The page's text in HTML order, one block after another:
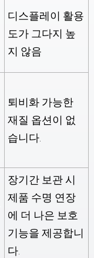
디스플레이 활용
도가 그다지 높
지 않음
퇴비화 가능한
재질 옵션이 없
습니다.
장기간 보관 시
제품 수명 연장
에 더 나은 보호
기능을 제공합니
다.